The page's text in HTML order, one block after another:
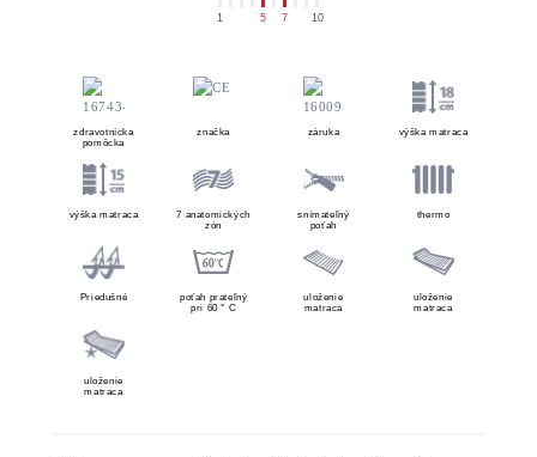
zdravotnícka
pomôcka
značka záruka výška matraca
výška matraca
7 anatomických
zón
snímateľný
poťah
thermo
Priedušné
poťah prateľný
pri 60 ° C
uloženie
matraca
uloženie
matraca
uloženie
matraca